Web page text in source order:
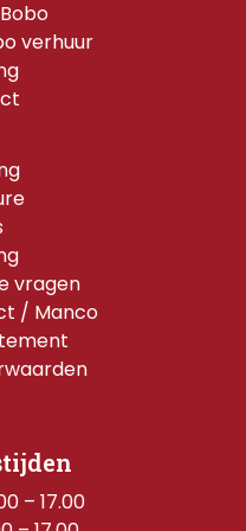
verhuur
vragen
/ Manco
– 17.00